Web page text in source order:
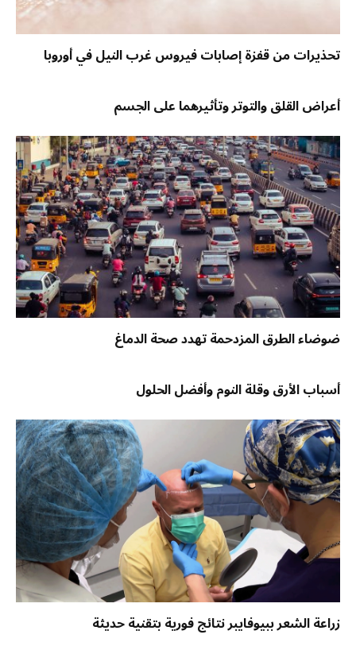
تحذيرات من قفزة إصابات فيروس غرب النيل في أوروبا
أعراض القلق والتوتر وتأثيرهما على الجسم
ضوضاء الطرق المزدحمة تهدد صحة الدماغ
أسباب الأرق وقلة النوم وأفضل الحلول
زراعة الشعر ببيوفايبر نتائج فورية بتقنية حديثة